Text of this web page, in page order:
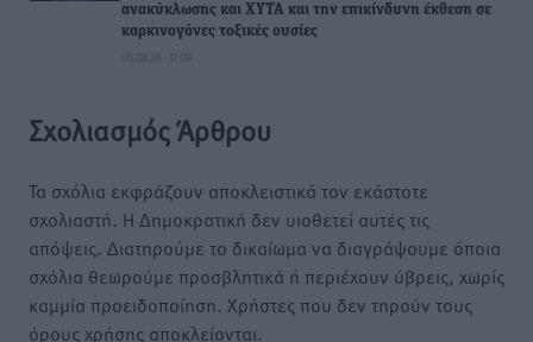
ανακύκλωσης και ΧΥΤΑ και την επικίνδυνη έκθεση σε
καρκινογόνες τοξικές ουσίες
05.08.26 · 17:09
Σχολιασμός Άρθρου
Τα σχόλια εκφράζουν αποκλειστικά τον εκάστοτε
σχολιαστή. Η Δημοκρατική δεν υιοθετεί αυτές τις
απόψεις. Διατηρούμε το δικαίωμα να διαγράψουμε όποια
σχόλια θεωρούμε προσβλητικά ή περιέχουν ύβρεις, χωρίς
καμμία προειδοποίηση. Χρήστες που δεν τηρούν τους
όρους χρήσης αποκλείονται.